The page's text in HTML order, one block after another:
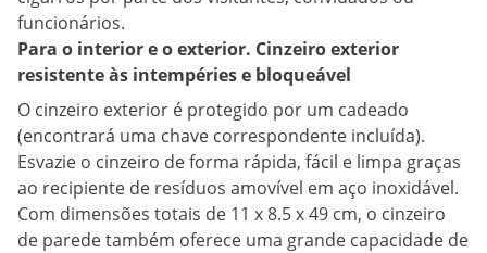
funcionários.
Para o interior e o exterior. Cinzeiro exterior
resistente às intempéries e bloqueável
O cinzeiro exterior é protegido por um cadeado
(encontrará uma chave correspondente incluída).
Esvazie o cinzeiro de forma rápida, fácil e limpa graças
ao recipiente de resíduos amovível em aço inoxidável.
Com dimensões totais de 11 x 8.5 x 49 cm, o cinzeiro
de parede também oferece uma grande capacidade de